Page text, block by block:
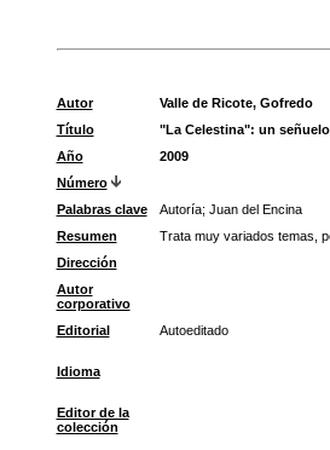
Autor
Valle de Ricote, Gofredo
Título
"La Celestina": un
Año
2009
Número
Palabras clave
Autoría; Juan del Encina
Resumen
Trata muy variados temas,
Dirección
Autor
corporativo
Editorial Autoeditado
Idioma
Editor de la
colección